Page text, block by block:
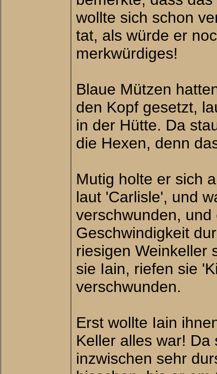
wollte sich schon
tat, als würde er
merkwürdiges!
Blaue Mützen
den Kopf gesetzt,
in der Hütte. Da
die Hexen, denn
Mutig holte er sich
laut 'Carlisle', und
verschwunden,
Geschwindigkeit
riesigen Weinkeller
sie Iain, riefen sie
verschwunden.
Erst wollte Iain
Keller alles war!
inzwischen sehr